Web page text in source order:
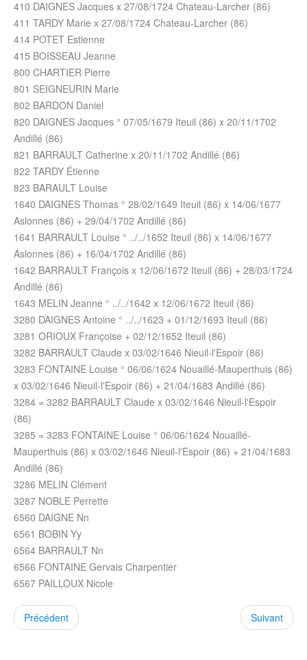
410 DAIGNES Jacques x 27/08/1724 Chateau-Larcher (86)
411 TARDY Marie x 27/08/1724 Chateau-Larcher (86)
414 POTET Estienne
415 BOISSEAU Jeanne
800 CHARTIER Pierre
801 SEIGNEURIN Marie
802 BARDON Daniel
820 DAIGNES Jacques ° 07/05/1679 Iteuil (86) x 20/11/1702
Andillé (86)
821 BARRAULT Catherine x 20/11/1702 Andillé (86)
822 TARDY Étienne
823 BARAULT Louise
1640 DAIGNES Thomas ° 28/02/1649 Iteuil (86) x 14/06/1677
Aslonnes (86) + 29/04/1702 Andillé (86)
1641 BARRAULT Louise ° ../../1652 Iteuil (86) x 14/06/1677
Aslonnes (86) + 16/04/1702 Andillé (86)
1642 BARRAULT François x 12/06/1672 Iteuil (86) + 28/03/1724
Andillé (86)
1643 MELIN Jeanne ° ../../1642 x 12/06/1672 Iteuil (86)
3280 DAIGNES Antoine ° ../../1623 + 01/12/1693 Iteuil (86)
3281 ORIOUX Françoise + 02/12/1652 Iteuil (86)
3282 BARRAULT Claude x 03/02/1646 Nieuil-l'Espoir (86)
3283 FONTAINE Louise ° 06/06/1624 Nouaillé-Mauperthuis (86)
x 03/02/1646 Nieuil-l'Espoir (86) + 21/04/1683 Andillé (86)
3284 = 3282 BARRAULT Claude x 03/02/1646 Nieuil-l'Espoir
(86)
3285 = 3283 FONTAINE Louise ° 06/06/1624 Nouaillé-
Mauperthuis (86) x 03/02/1646 Nieuil-l'Espoir (86) + 21/04/1683
Andillé (86)
3286 MELIN Clément
3287 NOBLE Perrette
6560 DAIGNE Nn
6561 BOBIN Yy
6564 BARRAULT Nn
6566 FONTAINE Gervais Charpentier
6567 PAILLOUX Nicole
Précédent Suivant